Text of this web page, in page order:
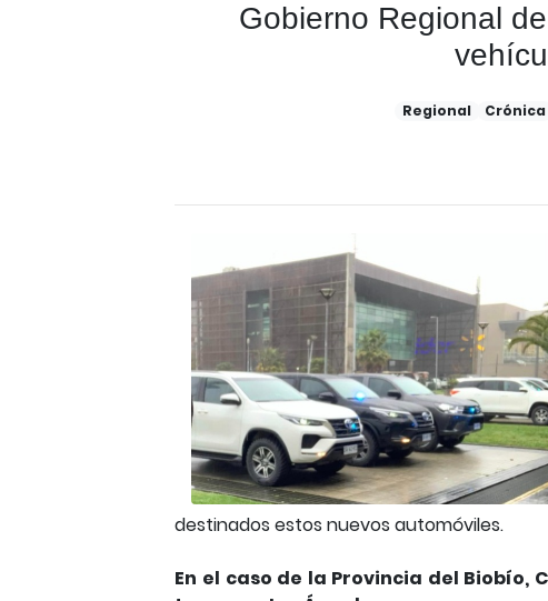
Gobierno Regional
Regional Crónica
destinados estos nuevos automóviles.
En el caso de la Provincia del Biobío,